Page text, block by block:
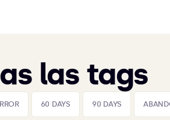
las tags
60 DAYS 90 DAYS